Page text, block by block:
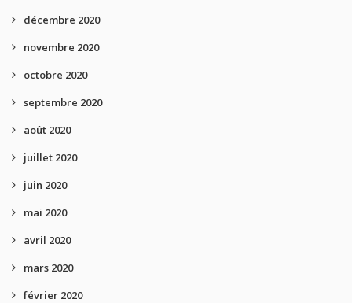
décembre 2020
novembre 2020
octobre 2020
septembre 2020
août 2020
juillet 2020
juin 2020
mai 2020
avril 2020
mars 2020
février 2020